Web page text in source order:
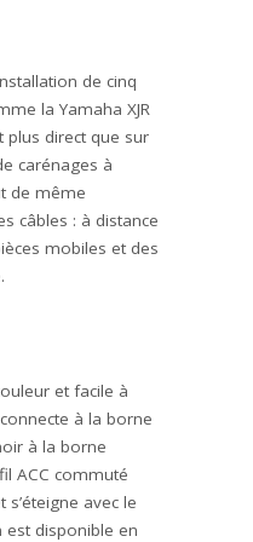
de cinq
la Yamaha XJR
plus direct que sur
carénages à
de même
câbles : à distance
mobiles et des
et facile à
à la borne
à la borne
ACC commuté
s’éteigne avec le
est disponible en